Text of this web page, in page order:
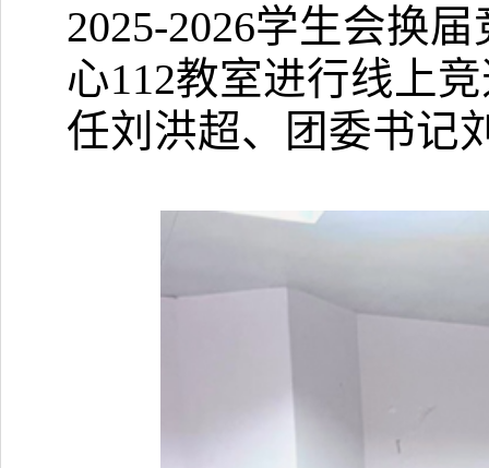
2025-2026学生会换
心112教室进行线上
任刘洪超、
团委书记